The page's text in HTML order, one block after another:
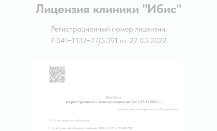
Регистрационный номер лицензии:
Л041−1 137−77/5 391 от 22.03.2022
Лицензия клиники "Ибис"